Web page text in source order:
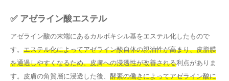
✅ アゼライン酸エステル
アゼライン酸の末端にあるカルボキシル基をエステル化したもので
す。 エステル化によってアゼライン酸自体の親油性が高まり、皮脂膜
を通過しやすくなるため、皮膚への浸透性が改善される利点がありま
す。皮膚の角質層に浸透した後、 酵素の働きによってアゼライン酸に